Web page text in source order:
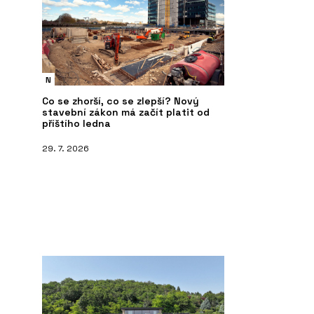
N
Co se zhorší, co se zlepší? Nový
stavební zákon má začít platit od
příštího ledna
29. 7. 2026